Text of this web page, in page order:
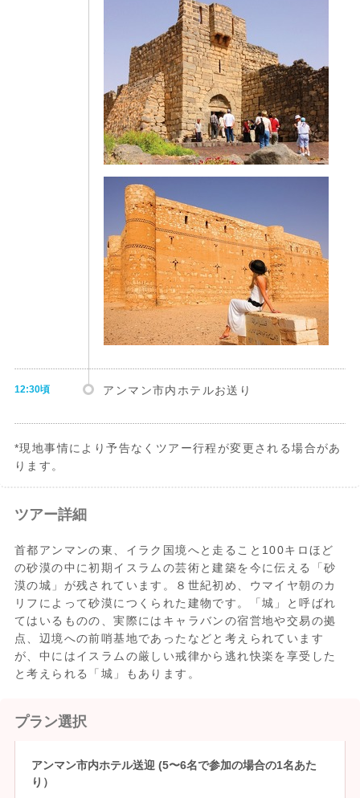
12:30頃 アンマン市内ホテルお送り
*現地事情により予告なくツアー行程が変更される場合があ
ります。
ツアー詳細
首都アンマンの東、イラク国境へと走ること100キロほど
の砂漠の中に初期イスラムの芸術と建築を今に伝える「砂
漠の城」が残されています。８世紀初め、ウマイヤ朝のカ
リフによって砂漠につくられた建物です。「城」と呼ばれ
てはいるものの、実際にはキャラバンの宿営地や交易の拠
点、辺境への前哨基地であったなどと考えられています
が、中にはイスラムの厳しい戒律から逃れ快楽を享受した
と考えられる「城」もあります。
プラン選択
アンマン市内ホテル送迎 (5〜6名で参加の場合の1名あた
り）